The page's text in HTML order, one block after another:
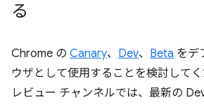
る
Chrome の Canary、 Dev、 Beta をデ
ウザとして使用することを検討して
レビュー チャンネルでは、最新の